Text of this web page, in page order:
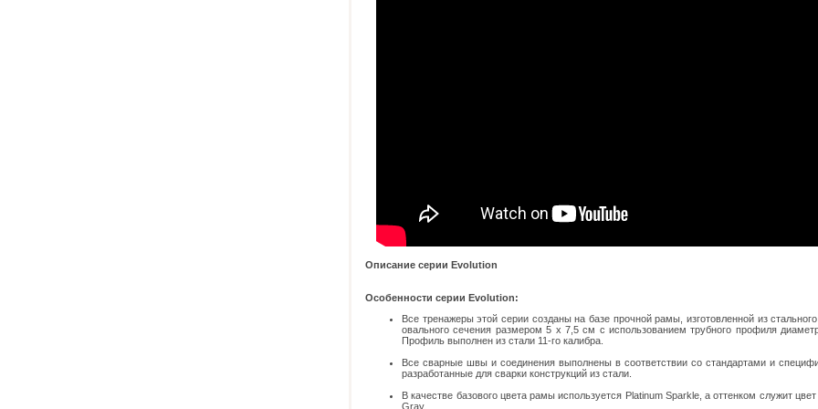
Описание серии Evolution
Особенности серии Evolution:
Все тренажеры этой серии созданы на базе прочной рамы, изготовленной из
овального сечения размером 5 х 7,5 см с использованием трубного профиля
Профиль выполнен из стали 11-го калибра.
Все сварные швы и соединения выполнены в соответствии со стандартами и
разработанные для сварки конструкций из стали.
В качестве базового цвета рамы используется Platinum Sparkle, а оттенком служит
Gray.